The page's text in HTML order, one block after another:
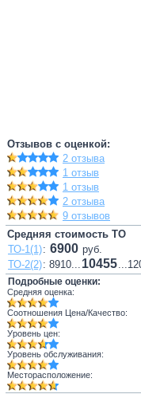
Отзывов с оценкой:
2 отзыва
1 отзыв
1 отзыв
2 отзыва
9 отзывов
Средняя стоимость ТО
ТО-1(1): 6900 руб.
ТО-2(2): 8910... 10455
Подробные оценки:
Средняя оценка:
Соотношения Цена/Качество:
Уровень цен:
Уровень обслуживания:
Месторасположение: